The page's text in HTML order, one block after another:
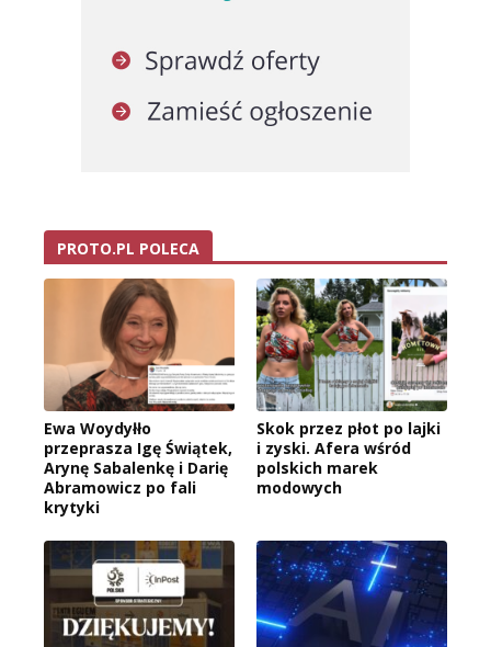
PROTO.PL POLECA
Ewa Woydyłło
przeprasza Igę Świątek,
Arynę Sabalenkę i Darię
Abramowicz po fali
krytyki
Skok przez płot po lajki
i zyski. Afera wśród
polskich marek
modowych